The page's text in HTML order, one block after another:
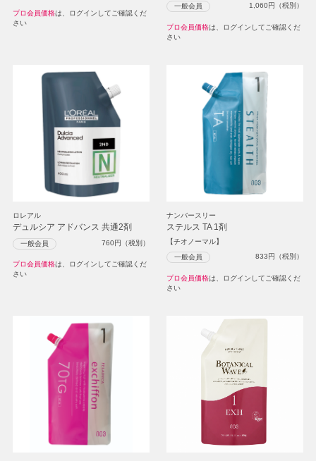
プロ会員価格は、ログインしてご確認くだ
さい
一般会員 1,060円（税別）
プロ会員価格は、ログインしてご確認くだ
さい
ロレアル
デュルシア アドバンス 共通2剤
一般会員 760円（税別）
プロ会員価格は、ログインしてご確認くだ
さい
ナンバースリー
ステルス TA 1剤
【チオノーマル】
一般会員 833円（税別）
プロ会員価格は、ログインしてご確認くだ
さい